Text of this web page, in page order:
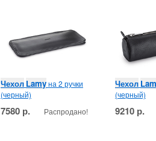
Чехол Lamyна 2 ручки
(черный)
7580 р. Распродано!
Чехол
(черный)
9210 р.